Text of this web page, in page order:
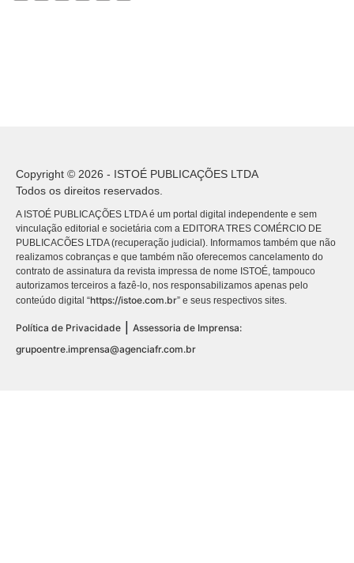
Copyright © 2026 - ISTOÉ PUBLICAÇÕES LTDA
Todos os direitos reservados.
A ISTOÉ PUBLICAÇÕES LTDA é um portal digital independente e sem
vinculação editorial e societária com a EDITORA TRES COMÉRCIO DE
PUBLICACÕES LTDA (recuperação judicial). Informamos também que não
realizamos cobranças e que também não oferecemos cancelamento do
contrato de assinatura da revista impressa de nome ISTOÉ, tampouco
autorizamos terceiros a fazê-lo, nos responsabilizamos apenas pelo
conteúdo digital “https://istoe.com.br” e seus respectivos sites.
Política de Privacidade
Assessoria de Imprensa:
grupoentre.imprensa@agenciafr.com.br